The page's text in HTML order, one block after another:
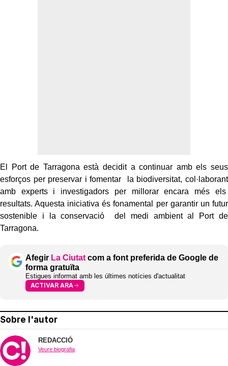
El Port de Tarragona està decidit a continuar amb els seus
esforços per preservar i fomentar la biodiversitat, col·laborant
amb experts i investigadors per millorar encara més els
resultats. Aquesta iniciativa és fonamental per garantir un futur
sostenible i la conservació del medi ambient al Port de
Tarragona.
Afegir La Ciutat com a font preferida de Google de
forma gratuïta
Estigues informat amb les últimes notícies d'actualitat
ACTIVAR ARA
Sobre l'autor
REDACCIÓ
Veure biografia